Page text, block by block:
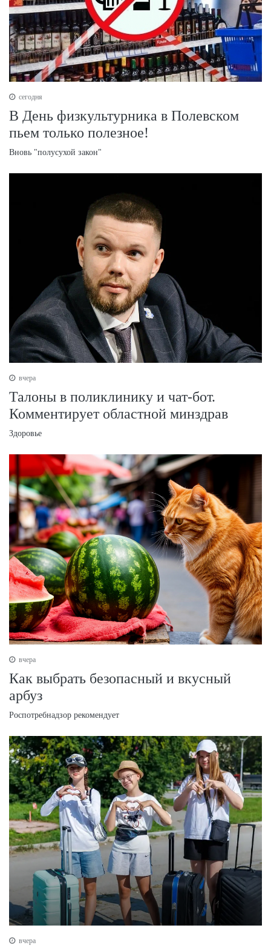
сегодня
В День физкультурника в Полевском
пьем только полезное!
Вновь "полусухой закон"
вчера
Талоны в поликлинику и чат-бот.
Комментирует областной минздрав
Здоровье
вчера
Как выбрать безопасный и вкусный
арбуз
Роспотребнадзор рекомендует
вчера